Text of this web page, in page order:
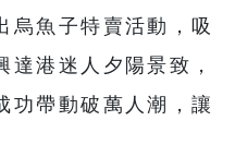
烏魚子特賣活動，吸
達港迷人夕陽景致，
功帶動破萬人潮，讓